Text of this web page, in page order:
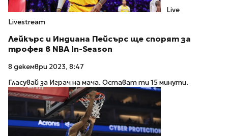
Live
Livestream
Лейкърс и Индиана Пейсърс ще спорят за
трофея в NBA In-Season
8 декември 2023, 8:47
Гласувай за Играч на мача. Остават ти 15 минути.